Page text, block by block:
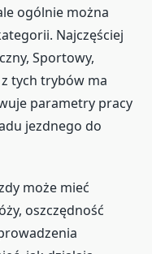
ogólnie można
Najczęściej
Sportowy,
tych trybów ma
parametry pracy
jezdnego do
może mieć
oszczędność